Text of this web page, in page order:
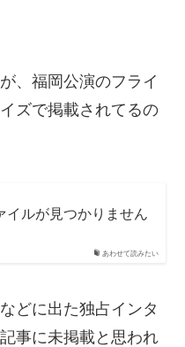
、福岡公演のフライ
ズで掲載されてるの
あわせて読みたい
イルが見つかりません
どに出た独占インタ
事に未掲載と思われ